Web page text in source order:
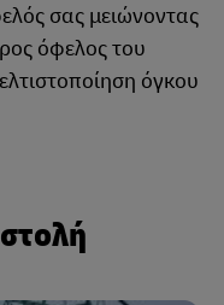
σας μειώνοντας
όφελος του
όγκου